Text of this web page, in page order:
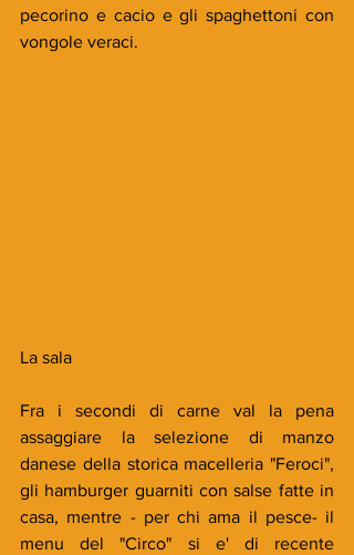
pecorino e cacio e gli spaghettoni con
vongole veraci.
La sala
Fra i secondi di carne val la pena
assaggiare la selezione di manzo
danese della storica macelleria "Feroci",
gli hamburger guarniti con salse fatte in
casa, mentre - per chi ama il pesce- il
menu del "Circo" si e' di recente